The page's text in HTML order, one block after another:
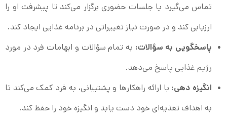
تماس می‌گیرد یا جلسات حضوری برگزار می‌کند تا پیشرفت او را
ارزیابی کند و در صورت نیاز تغییراتی در برنامه غذایی ایجاد کند.
پاسخگویی به سؤالات:به تمام سؤالات و ابهامات فرد در مورد
رژیم غذایی پاسخ می‌دهد.
انگیزه دهی:با ارائه راهکارها و پشتیبانی، به فرد کمک می‌کند تا
به اهداف تغذیه‌ای خود دست یابد و انگیزه خود را حفظ کند.